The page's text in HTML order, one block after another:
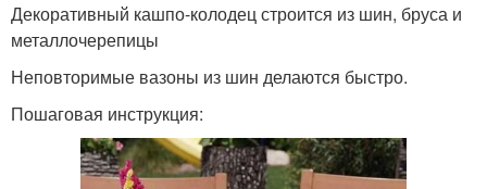
Декоративный кашпо-колодец строится из шин, бруса и
металлочерепицы
Неповторимые вазоны из шин делаются быстро.
Пошаговая инструкция: